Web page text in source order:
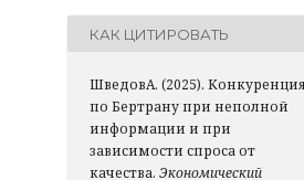
КАК ЦИТИРОВАТЬ
ШведовА. (2025). Конкуренция
по Бертрану при неполной
информации и при
зависимости спроса от
качества. Экономический